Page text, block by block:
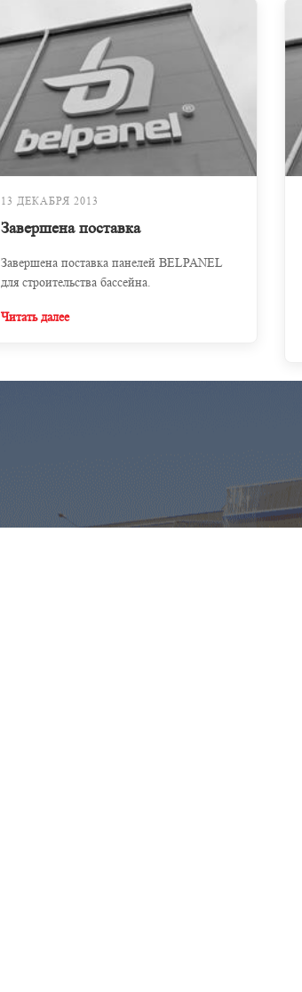
13 ДЕКАБРЯ 2013
Завершена поставка
Завершена поставка панелей BELPANEL
для строительства бассейна.
Читать далее